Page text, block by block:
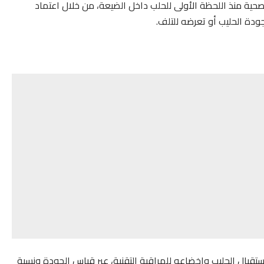
منذ اللحظة الأولى للحلب داخل الضيعة، من خلال اعتماد
الحليب أو تعرضه للتلف.
الحليب وإخضاعه للمراقبة التقنية، عبر قياس الجودة ونسبة